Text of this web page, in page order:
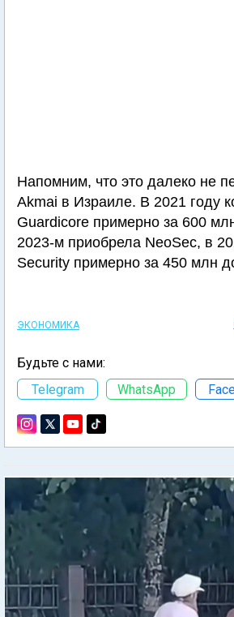
Напомним, что это далеко не
Akmai в Израиле. В 2021 году
Guardicore примерно за 600
2023-м приобрела NeoSec, в
Security примерно за 450 млн
ЭКОНОМИКА
Будьте с нами:
Telegram
WhatsApp